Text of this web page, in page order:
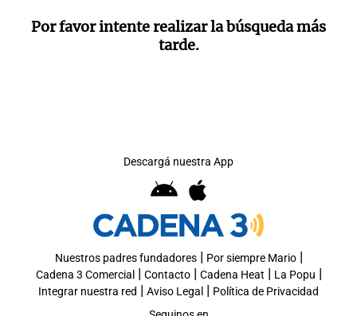
Por favor intente realizar la búsqueda más
tarde.
Descargá nuestra App
Nuestros padres fundadores| Por siempre Mario|
Cadena 3 Comercial | Contacto| Cadena Heat | La Popu |
Integrar nuestra red | Aviso Legal | Política de Privacidad